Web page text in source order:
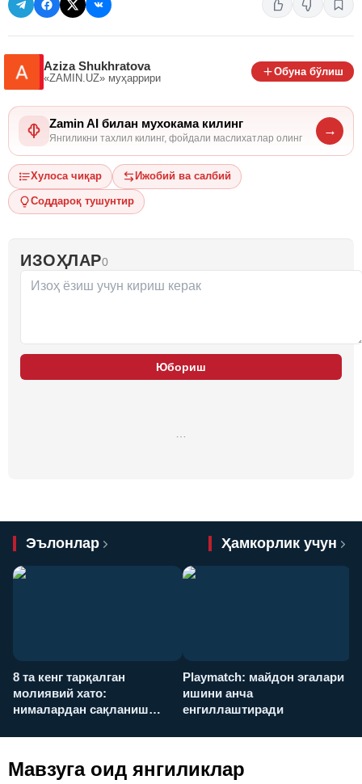
Aziza Shukhratova
«ZAMIN.UZ» муҳаррири
Обуна бўлиш
Zamin AI билан мухокама килинг
Янгиликни тахлил килинг, фойдали маслихатлар олинг
→
Хулоса чиқар Ижобий ва салбий
Соддароқ тушунтир
ИЗОҲЛАР0
Юбориш
Эълонлар Ҳамкорлик учун
8 та кенг тарқалган
молиявий хато:
нималардан сақланиш
Playmatch: майдон эгалари
ишини анча
енгиллаштиради
Мавзуга оид янгиликлар